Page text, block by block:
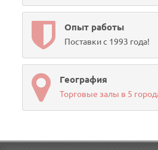
Опыт работы
Поставки с 1993 года!
География
Торговые залы в 5